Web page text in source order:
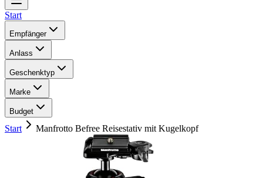
Start
Empfänger
Anlass
Geschenktyp
Marke
Budget
Start Manfrotto Befree Reisestativ mit Kugelkopf